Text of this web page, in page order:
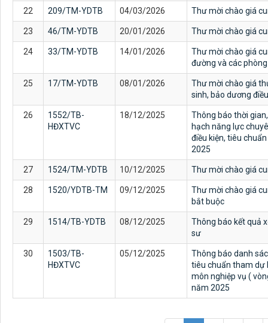
22 209/TM-YDTB 04/03/2026 Thư mời chào giá
23 46/TM-YDTB 20/01/2026 Thư mời chào giá
24 33/TM-YDTB 14/01/2026
Thư mời chào giá
đường và các
25 17/TM-YDTB 08/01/2026
Thư mời chào giá
sinh, bảo dương
26
1552/TB-
HĐXTVC
18/12/2025
Thông báo thời
hạch năng lực
điều kiện, tiêu
2025
27 1524/TM-YDTB 10/12/2025 Thư mời chào giá
28 1520/YDTB-TM 09/12/2025
Thư mời chào giá
bắt buộc
29 1514/TB-YDTB 08/12/2025
Thông báo kết quả
sư
30
1503/TB-
HĐXTVC
05/12/2025
Thông báo danh
tiêu chuẩn tham dự
môn nghiệp vụ (
năm 2025